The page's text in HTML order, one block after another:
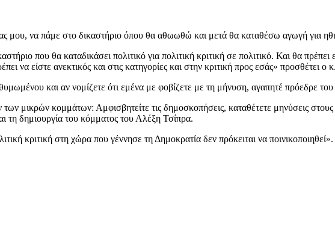
μου, να πάμε στο δικαστήριο όπου θα αθωωθώ και μετά θα καταθέσω αγωγή για
που θα καταδικάσει πολιτικό για πολιτική κριτική σε πολιτικό. Και θα
να είστε ανεκτικός και στις κατηγορίες και στην κριτική προς εσάς» προσθέτει ο
και αν νομίζετε ότι εμένα με φοβίζετε με τη μήνυση, αγαπητέ πρόεδρε
μικρών κομμάτων: Αμφισβητείτε τις δημοσκοπήσεις, καταθέτετε μηνύσεις στους
τη δημιουργία του κόμματος του Αλέξη Τσίπρα.
κριτική στη χώρα που γέννησε τη Δημοκρατία δεν πρόκειται να ποινικοποιηθεί».